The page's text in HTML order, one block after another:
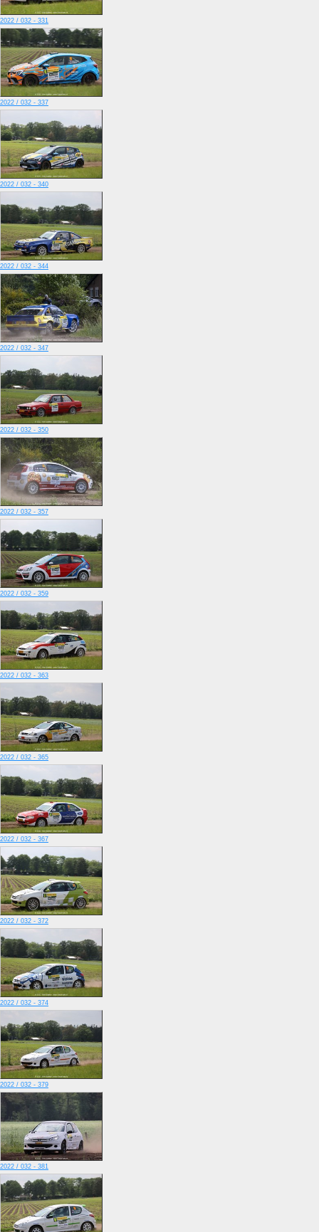
2022 / 032 - 331
2022 / 032 - 337
2022 / 032 - 340
2022 / 032 - 344
2022 / 032 - 347
2022 / 032 - 350
2022 / 032 - 357
2022 / 032 - 359
2022 / 032 - 363
2022 / 032 - 365
2022 / 032 - 367
2022 / 032 - 372
2022 / 032 - 374
2022 / 032 - 379
2022 / 032 - 381